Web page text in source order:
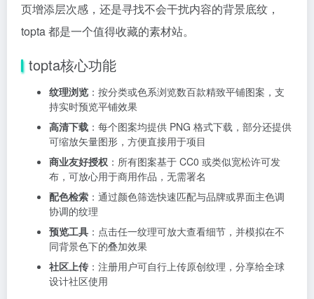
页增添层次感，还是寻找不会干扰内容的背景底纹，
topta 都是一个值得收藏的素材站。
topta核心功能
纹理浏览 ：按分类或色系浏览数百款精致平铺图案，支
持实时预览平铺效果
高清下载 ：每个图案均提供 PNG 格式下载，部分还提供
可缩放矢量图形，方便直接用于项目
商业友好授权 ：所有图案基于 CC0 或类似宽松许可发
布，可放心用于商用作品，无需署名
配色检索 ：通过颜色筛选快速匹配与品牌或界面主色调
协调的纹理
预览工具 ：点击任一纹理可放大查看细节，并模拟在不
同背景色下的叠加效果
社区上传 ：注册用户可自行上传原创纹理，分享给全球
设计社区使用